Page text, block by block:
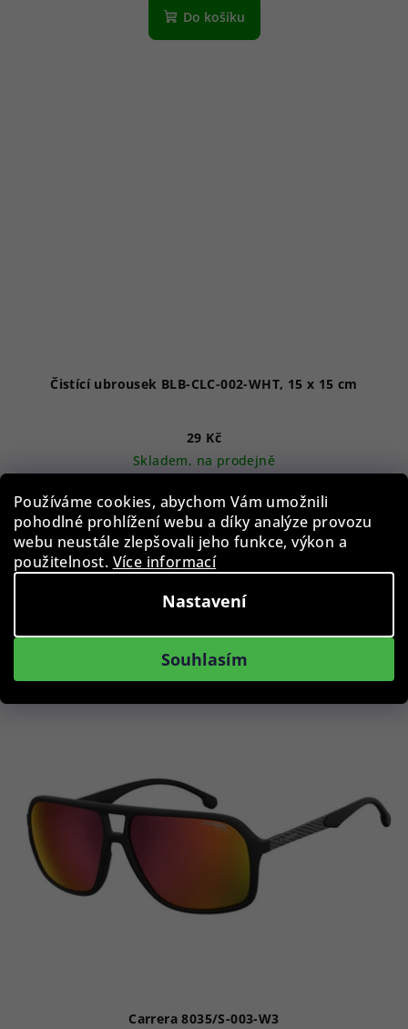
Používáme cookies, abychom Vám umožnili
pohodlné prohlížení webu a díky analýze provozu
webu neustále zlepšovali jeho funkce, výkon a
použitelnost. Více informací
Nastavení
Souhlasím
Do košíku
Čistící ubrousek BLB-CLC-002-WHT, 15 x 15 cm
29 Kč
Skladem, na prodejně
Do košíku
Carrera 8035/S-003-W3